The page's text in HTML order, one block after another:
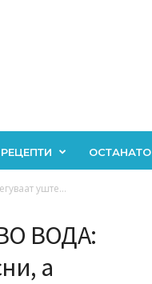
РЕЦЕПТИ ОСТАНАТО
уште...
ВОДА:
а